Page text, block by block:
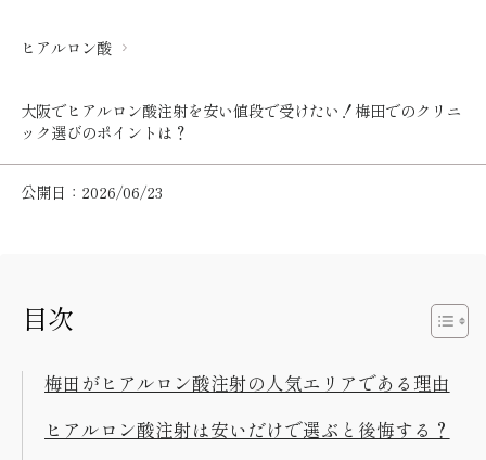
ヒアルロン酸
大阪でヒアルロン酸注射を安い値段で受けたい！梅田でのクリニ
ック選びのポイントは？
公開日：2026/06/23
目次
梅田がヒアルロン酸注射の人気エリアである理由
ヒアルロン酸注射は安いだけで選ぶと後悔する？